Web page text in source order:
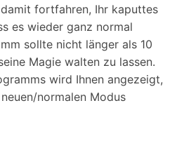
fortfahren, Ihr kaputtes
es wieder ganz normal
sollte nicht länger als 10
Magie walten zu lassen.
wird Ihnen angezeigt,
normalen Modus